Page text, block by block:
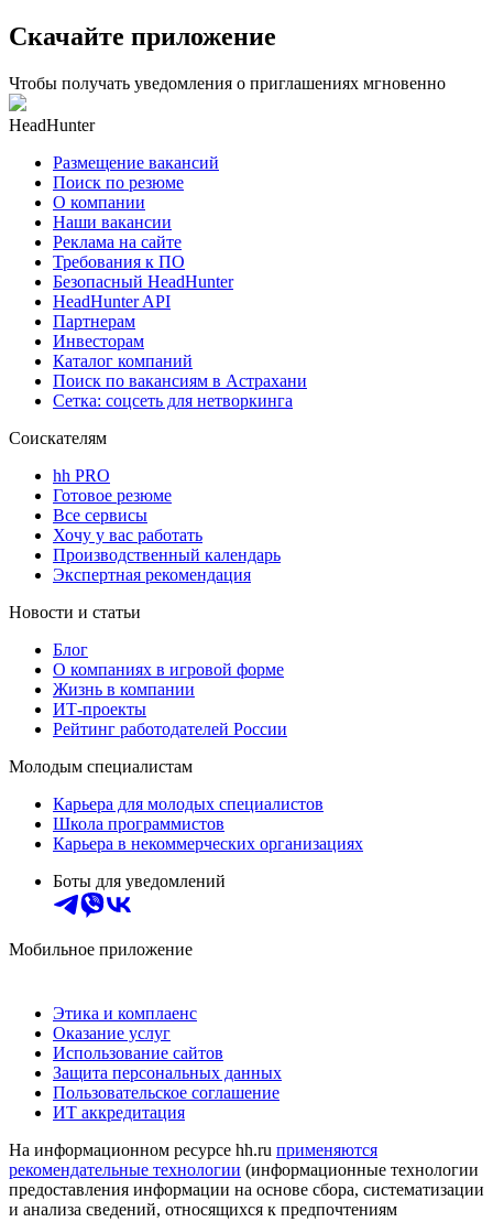
Скачайте приложение
Чтобы получать уведомления о приглашениях мгновенно
HeadHunter
Размещение вакансий
Поиск по резюме
О компании
Наши вакансии
Реклама на сайте
Требования к ПО
Безопасный HeadHunter
HeadHunter API
Партнерам
Инвесторам
Каталог компаний
Поиск по вакансиям в Астрахани
Сетка: соцсеть для нетворкинга
Соискателям
hh PRO
Готовое резюме
Все сервисы
Хочу у вас работать
Производственный календарь
Экспертная рекомендация
Новости и статьи
Блог
О компаниях в игровой форме
Жизнь в компании
ИТ-проекты
Рейтинг работодателей России
Молодым специалистам
Карьера для молодых специалистов
Школа программистов
Карьера в некоммерческих организациях
Боты для уведомлений
Мобильное приложение
Этика и комплаенс
Оказание услуг
Использование сайтов
Защита персональных данных
Пользовательское соглашение
ИТ аккредитация
На информационном ресурсе hh.ru применяются
рекомендательные технологии (информационные технологии
предоставления информации на основе сбора, систематизации
и анализа сведений, относящихся к предпочтениям